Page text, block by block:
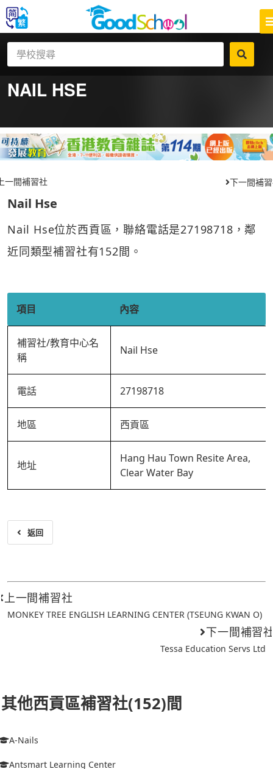
NAIL HSE
一間補習社 下一間補
Nail Hse
Nail Hse位於西貢區，聯絡電話是27198718，鄰
近同類型補習社有152間。
項目 內容
補習社/教育中心名
稱
Nail Hse
電話 27198718
地區 西貢區
地址
Hang Hau Town Resite Area,
Clear Water Bay
返回
上一間補習社
MONKEY TREE ENGLISH LEARNING CENTER (TSEUNG KWAN O)
下一間補習
Tessa Education Servs Ltd
其他西貢區補習社(152)間
A-Nails
Antsmart Learning Center